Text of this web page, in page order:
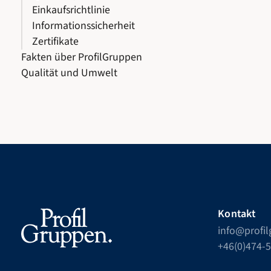
Einkaufsrichtlinie
Informationssicherheit
Zertifikate
Fakten über ProfilGruppen
Qualität und Umwelt
Kontakt
+46(0)474-